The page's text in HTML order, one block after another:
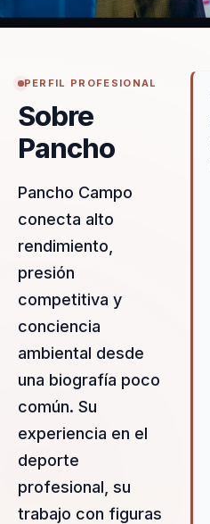
PERFIL PROFESIONAL
Sobre
Pancho
Pancho Campo
conecta alto
rendimiento,
presión
competitiva y
conciencia
ambiental desde
una biografía poco
común. Su
experiencia en el
deporte
profesional, su
trabajo con figuras